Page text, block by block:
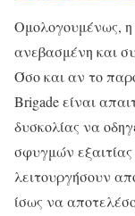
Ομολογουμένως, η
ανεβασμένη και
Όσο και αν το
Brigade είναι
δυσκολίας να
σφυγμών
λειτουργήσουν
ίσως να